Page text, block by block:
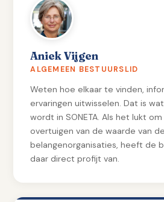
Aniek Vijgen
ALGEMEEN BESTUURSLID
Weten hoe elkaar te vinden,
ervaringen uitwisselen. Dat is
wordt in SONETA. Als het lukt
overtuigen van de waarde van
belangenorganisaties, heeft de
daar direct profijt van.